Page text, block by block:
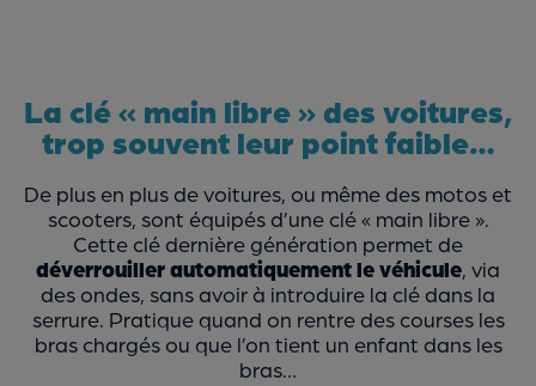
La clé « main libre » des voitures,
trop souvent leur point faible…
De plus en plus de voitures, ou même des motos et
scooters, sont équipés d’une clé « main libre ».
Cette clé dernière génération permet de
déverrouiller automatiquement le véhicule , via
des ondes, sans avoir à introduire la clé dans la
serrure. Pratique quand on rentre des courses les
bras chargés ou que l’on tient un enfant dans les
bras…